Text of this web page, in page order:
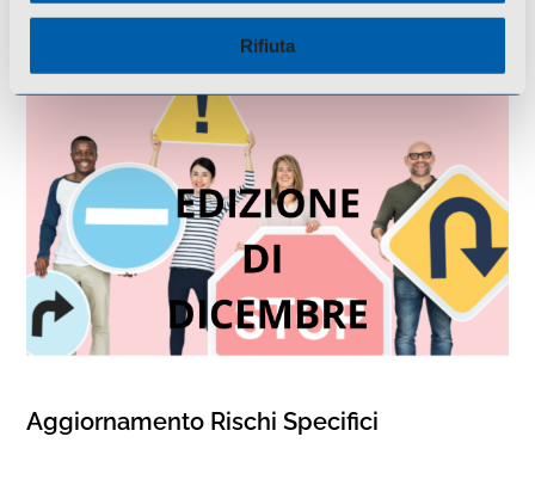
Rifiuta
Aggiornamento Rischi Specifici